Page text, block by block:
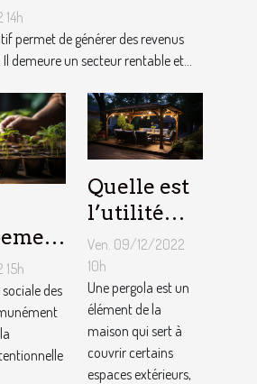
permet de générer des revenus
demeure un secteur rentable et...
vite
des
Quelle est
l’utilité
d’une
pergola ?
Ven. 09/12/2022
10h
Une pergola est un
élément de la
maison qui sert à
couvrir certains
espaces extérieurs,